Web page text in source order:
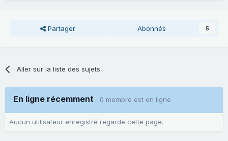
Partager Abonnés 5
Aller sur la liste des sujets
En ligne récemment 0 membre est en ligne
Aucun utilisateur enregistré regarde cette page.